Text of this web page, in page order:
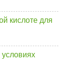
кислоте для